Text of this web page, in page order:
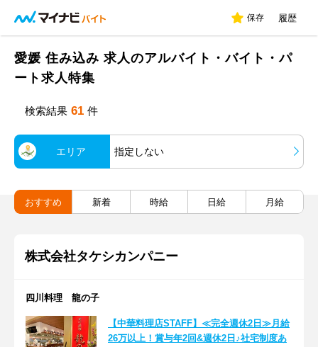
保存 履歴
愛媛 住み込み 求人のアルバイト・バイト・パ
ート求人特集
検索結果 61 件
エリア 指定しない
おすすめ 新着 時給 日給 月給
株式会社タケシカンパニー
四川料理 龍の子
【中華料理店STAFF】≪完全週休2日≫月給
26万以上！賞与年2回&週休2日♪社宅制度あ